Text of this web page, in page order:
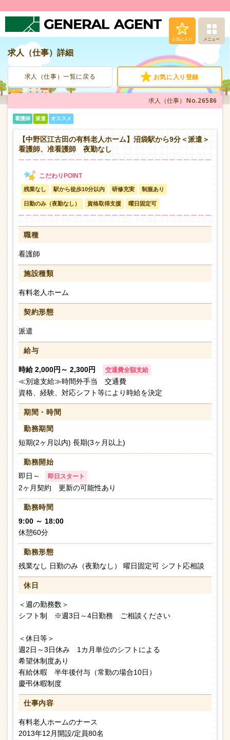
お気に入り メニュー
人材派遣サービス
転職支援サービス
登録から就業まで
お問い合わせ
求人（仕事）詳細
求人（仕事）一覧に戻る お気に入り登録
求人（仕事） No.26586
看護師 派遣 オススメ
【中野区江古田の有料老人ホーム】沼袋駅から9分＜派遣＞
看護師、准看護師 夜勤なし
残業なし 駅から徒歩10分以内 研修充実 制服あり
日勤のみ（夜勤なし） 資格取得支援 曜日固定可
職種
看護師
施設種類
有料老人ホーム
契約形態
派遣
給与
時給 2,000円～ 2,300円 交通費全額支給
≪別途支給≫時間外手当 交通費
資格、経験、対応シフト等により時給を決定
期間・時間
勤務期間
短期(2ヶ月以内) 長期(3ヶ月以上)
勤務開始
即日～
即日スタート
2ヶ月契約 更新の可能性あり
勤務時間
9:00 ～ 18:00
休憩60分
勤務形態
残業なし 日勤のみ（夜勤なし） 曜日固定可 シフト応相談
休日
＜週の勤務数＞
シフト制 ※週3日～4日勤務 ご相談ください
＜休日等＞
週2日～3日休み 1カ月単位のシフトによる
希望休制度あり
有給休暇 半年後付与（常勤の場合10日）
慶弔休暇制度
仕事内容
有料老人ホームのナース
2013年12月開設/定員80名